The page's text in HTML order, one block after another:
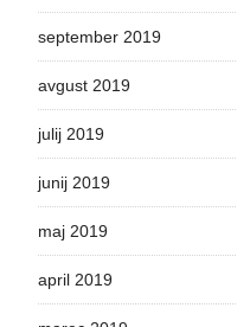
september 2019
avgust 2019
julij 2019
junij 2019
maj 2019
april 2019